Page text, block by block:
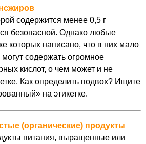
содержится менее 0,5 г
безопасной. Однако любые
которых написано, что в них мало
содержать огромное
кислот, о чем может и не
Как определить подвох? Ищите
на этикетке.
(органические) продукты
питания, выращенные или